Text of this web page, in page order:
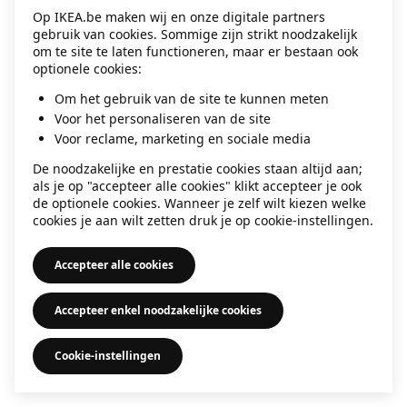
information).
Op IKEA.be maken wij en onze digitale partners
gebruik van cookies. Sommige zijn strikt noodzakelijk
om te site te laten functioneren, maar er bestaan ook
optionele cookies:
Om het gebruik van de site te kunnen meten
Voor het personaliseren van de site
Voor reclame, marketing en sociale media
De noodzakelijke en prestatie cookies staan altijd aan;
als je op "accepteer alle cookies" klikt accepteer je ook
de optionele cookies. Wanneer je zelf wilt kiezen welke
cookies je aan wilt zetten druk je op cookie-instellingen.
Accepteer alle cookies
Accepteer enkel noodzakelijke cookies
Cookie-instellingen